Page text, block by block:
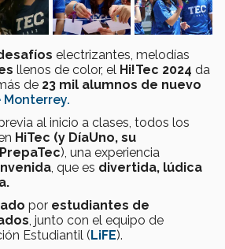
electrizantes, melodías
llenos de color, el Hi!Tec 2024 da
de 23 mil alumnos de nuevo
Monterrey.
al inicio a clases, todos los
HiTec (y DíaUno, su
), una experiencia
, que es divertida, lúdica
por estudiantes de
, junto con el equipo de
Estudiantil (LiFE).